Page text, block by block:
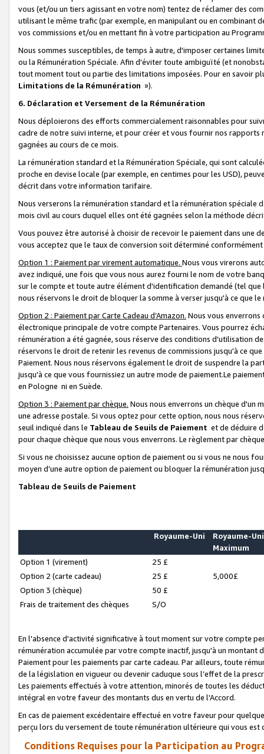
vous (et/ou un tiers agissant en votre nom) tentez de réclamer des
utilisant le même trafic (par exemple, en manipulant ou en combinant
vos commissions et/ou en mettant fin à votre participation au
Nous sommes susceptibles, de temps à autre, d'imposer certaines
ou la Rémunération Spéciale. Afin d'éviter toute ambiguïté (et
tout moment tout ou partie des limitations imposées. Pour en savoir
Limitations de la Rémunération »).
6. Déclaration et Versement de la Rémunération
Nous déploierons des efforts commercialement raisonnables pour
cadre de notre suivi interne, et pour créer et vous fournir nos
gagnées au cours de ce mois.
La rémunération standard et la Rémunération Spéciale, qui sont
proche en devise locale (par exemple, en centimes pour les USD),
décrit dans votre information tarifaire.
Nous verserons la rémunération standard et la rémunération spéciale
mois civil au cours duquel elles ont été gagnées selon la méthode
Vous pouvez être autorisé à choisir de recevoir le paiement dans une
vous acceptez que le taux de conversion soit déterminé
Option 1 : Paiement par virement automatique. Nous vous virerons
avez indiqué, une fois que vous nous aurez fourni le nom de votre
sur le compte et toute autre élément d'identification demandé (tel que
nous réservons le droit de bloquer la somme à verser jusqu'à ce que
Option 2 : Paiement par Carte Cadeau d’Amazon. Nous vous
électronique principale de votre compte Partenaires. Vous pourrez
rémunération a été gagnée, sous réserve des conditions d'utilisation
réservons le droit de retenir les revenus de commissions jusqu'à ce
Paiement. Nous nous réservons également le droit de suspendre la
jusqu'à ce que vous fournissiez un autre mode de paiement.Le
en Pologne ni en Suède.
Option 3 : Paiement par chèque. Nous nous enverrons un chèque d'un
une adresse postale. Si vous optez pour cette option, nous nous
seuil indiqué dans le Tableau de Seuils de Paiement et de déduire
pour chaque chèque que nous vous enverrons. Le règlement par
Si vous ne choisissez aucune option de paiement ou si vous ne nous
moyen d’une autre option de paiement ou bloquer la rémunération
Tableau de Seuils de Paiement
Royaume-Uni
Royaume-Uni
Maximum
Option 1 (virement)
25 £
Option 2 (carte cadeau)
25 £
5,000£
Option 3 (chèque)
50 £
Frais de traitement des chèques
S/O
En l'absence d'activité significative à tout moment sur votre compte
rémunération accumulée par votre compte inactif, jusqu'à un montant
Paiement pour les paiements par carte cadeau. Par ailleurs, toute
de la législation en vigueur ou devenir caduque sous l’effet de la
Les paiements effectués à votre attention, minorés de toutes les
intégral en votre faveur des montants dus en vertu de l'Accord.
En cas de paiement excédentaire effectué en votre faveur pour
perçu lors du versement de toute rémunération ultérieure qui vous est
Conditions Requises pour la Participation au